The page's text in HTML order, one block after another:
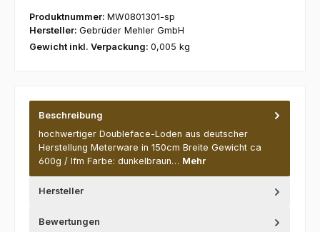
Produktnummer: MW0801301-sp
Hersteller: Gebrüder Mehler GmbH
Gewicht inkl. Verpackung: 0,005 kg
Beschreibung
hochwertiger Doubleface-Loden aus deutscher
Herstellung Meterware in 150cm Breite Gewicht ca
600g / lfm Farbe: dunkelbraun… Mehr
Hersteller
Bewertungen